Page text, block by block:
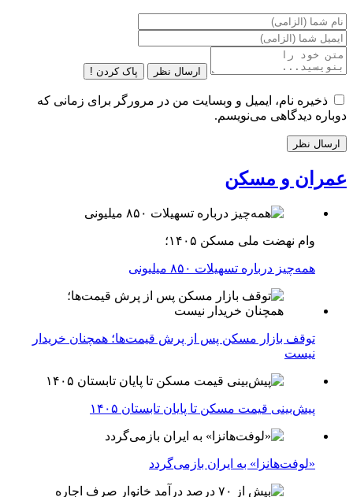
ارسال نظر پاک کردن !
ذخیره نام، ایمیل و وبسایت من در مرورگر برای زمانی که
دوباره دیدگاهی می‌نویسم.
عمران و مسکن
وام نهضت ملی مسکن ۱۴۰۵؛
همه‌چیز درباره تسهیلات ۸۵۰ میلیونی
توقف بازار مسکن پس از پرش قیمت‌ها؛ همچنان خریدار
نیست
پیش‌بینی قیمت مسکن تا پایان تابستان ۱۴۰۵
«لوفت‌هانزا» به ایران بازمی‌گردد